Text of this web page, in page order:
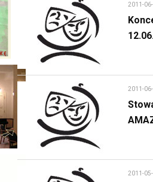
2011-
2011-
2011-